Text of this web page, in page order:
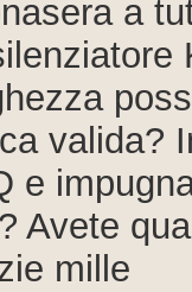
a
valida?
e
Avete
mille